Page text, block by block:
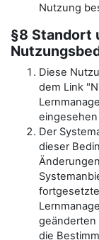
Nutzung
§8 Standort
Diese
dem Link
Der
dieser
die